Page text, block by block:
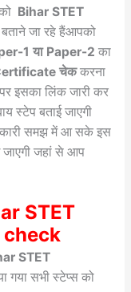
Bihar STET
बताने जा रहे हैंआपको
1 या Paper-2 का
चेककरना
इसका लिंक जारी कर
स्टेप बताई जाएगी
समझ में आ सके इस
जहां से आप
STET
STET
गया सभी स्टेप्स को